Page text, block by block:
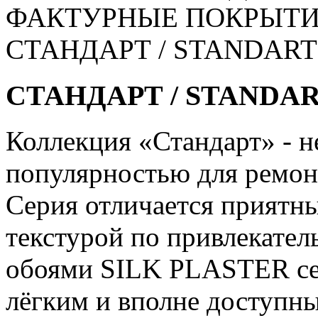
ФАКТУРНЫЕ
СТАНДАРТ / STANDART
СТАНДАРТ /
Коллекция «Стандарт» -
популярностью для
Серия отличается
текстурой по
обоями SILK PLASTER
лёгким и вполне